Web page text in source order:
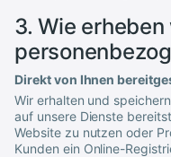
3. Wie
Direkt von Ihnen
Wir erhalten und
auf unsere Dienste
Website zu nutzen oder
Kunden ein Online-